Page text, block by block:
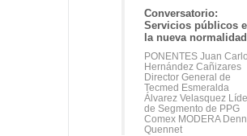
Conversatorio:
Servicios públicos
la nueva normalidad
PONENTES Juan
Hernández Cañizares
Director General de
Tecmed Esmeralda
Álvarez Velasquez
de Segmento de PPG
Comex MODERA
Quennet